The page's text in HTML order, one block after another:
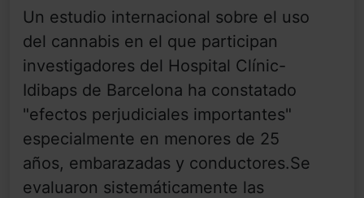
Un estudio internacional sobre el uso
del cannabis en el que participan
investigadores del Hospital Clínic-
Idibaps de Barcelona ha constatado
"efectos perjudiciales importantes"
especialmente en menores de 25
años, embarazadas y conductores.Se
evaluaron sistemáticamente las